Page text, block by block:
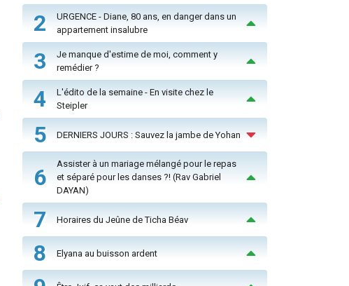
2
URGENCE - Diane, 80 ans, en danger dans un
appartement insalubre
3
Je manque d'estime de moi, comment y
remédier ?
4
L'édito de la semaine - En visite chez le
Steipler
5 DERNIERS JOURS : Sauvez la jambe de Yohan
6
Assister à un mariage mélangé pour le repas
et séparé pour les danses ?! (Rav Gabriel
DAYAN)
7 Horaires du Jeûne de Ticha Béav
8 Elyana au buisson ardent